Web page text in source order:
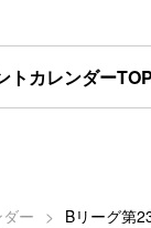
ー Bリーグ第
トカレンダー